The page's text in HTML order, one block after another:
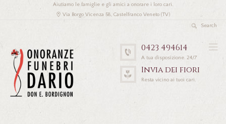
Aiutiamo le famiglie e gli amici a onorare i loro cari.
Via Borgo Vicenza 58, Castelfranco Veneto (TV)
0423 494614
A tua disposizione. 24/7
Invia dei fiori
Resta vicino ai tuoi cari.